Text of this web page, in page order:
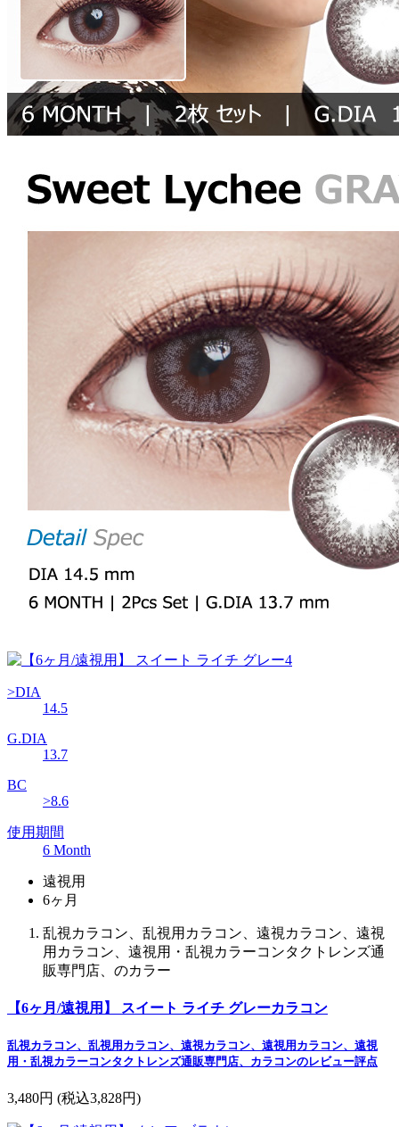
>DIA
14.5
G.DIA
13.7
BC
>8.6
使用期間
6 Month
遠視用
6ヶ月
乱視カラコン、乱視用カラコン、遠視カラコン、遠視
用カラコン、遠視用・乱視カラーコンタクトレンズ通
販専門店、のカラー
【6ヶ月/遠視用】 スイート ライチ グレーカラコン
乱視カラコン、乱視用カラコン、遠視カラコン、遠視用カラコン、遠視
用・乱視カラーコンタクトレンズ通販専門店、カラコンのレビュー評点
3,480円 (税込3,828円)